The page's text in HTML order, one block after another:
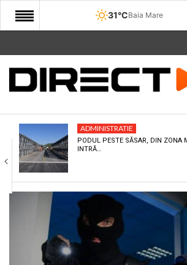
31°CBaia Mare
START
COMUNITATE
CULTURA
ECONOMIE
SANATATE
SPORT
SPECIAL
POLITIC
ADMINISTRATIE
PODUL PESTE SĂSAR, DIN ZONA
INTRĂ…